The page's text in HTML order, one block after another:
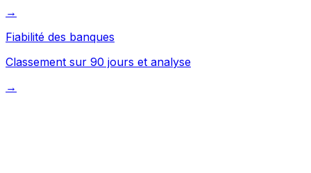
→
Fiabilité des banques
Classement sur 90 jours et analyse
→